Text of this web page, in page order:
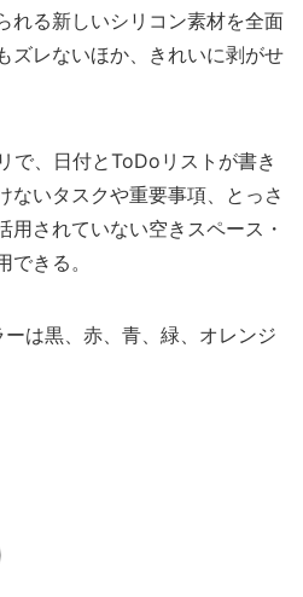
れる新しいシリコン素材を全面
ズレないほか、きれいに剥がせ
、日付とToDoリストが書き
ないタスクや重要事項、とっさ
用されていない空きスペース・
きる。
は黒、赤、青、緑、オレンジ